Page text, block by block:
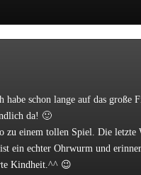
habe schon lange auf das große
da! 🙂
zu einem tollen Spiel. Die letzte
ein echter Ohrwurm und
Kindheit.^^ 😉